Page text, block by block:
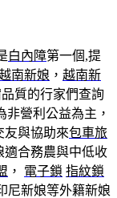
白內障第一個,提
南新娘 ， 越南新
質的行家們查詢
非營利公益為主，
友與協助來包車旅
適合務農與中低收
， 電子鎖 指紋鎖
尼新娘等外籍新娘